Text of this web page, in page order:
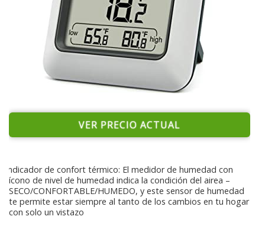
VER PRECIO ACTUAL
Indicador de confort térmico: El medidor de humedad con
ícono de nivel de humedad indica la condición del airea –
SECO/CONFORTABLE/HUMEDO, y este sensor de humedad
te permite estar siempre al tanto de los cambios en tu hogar
con solo un vistazo